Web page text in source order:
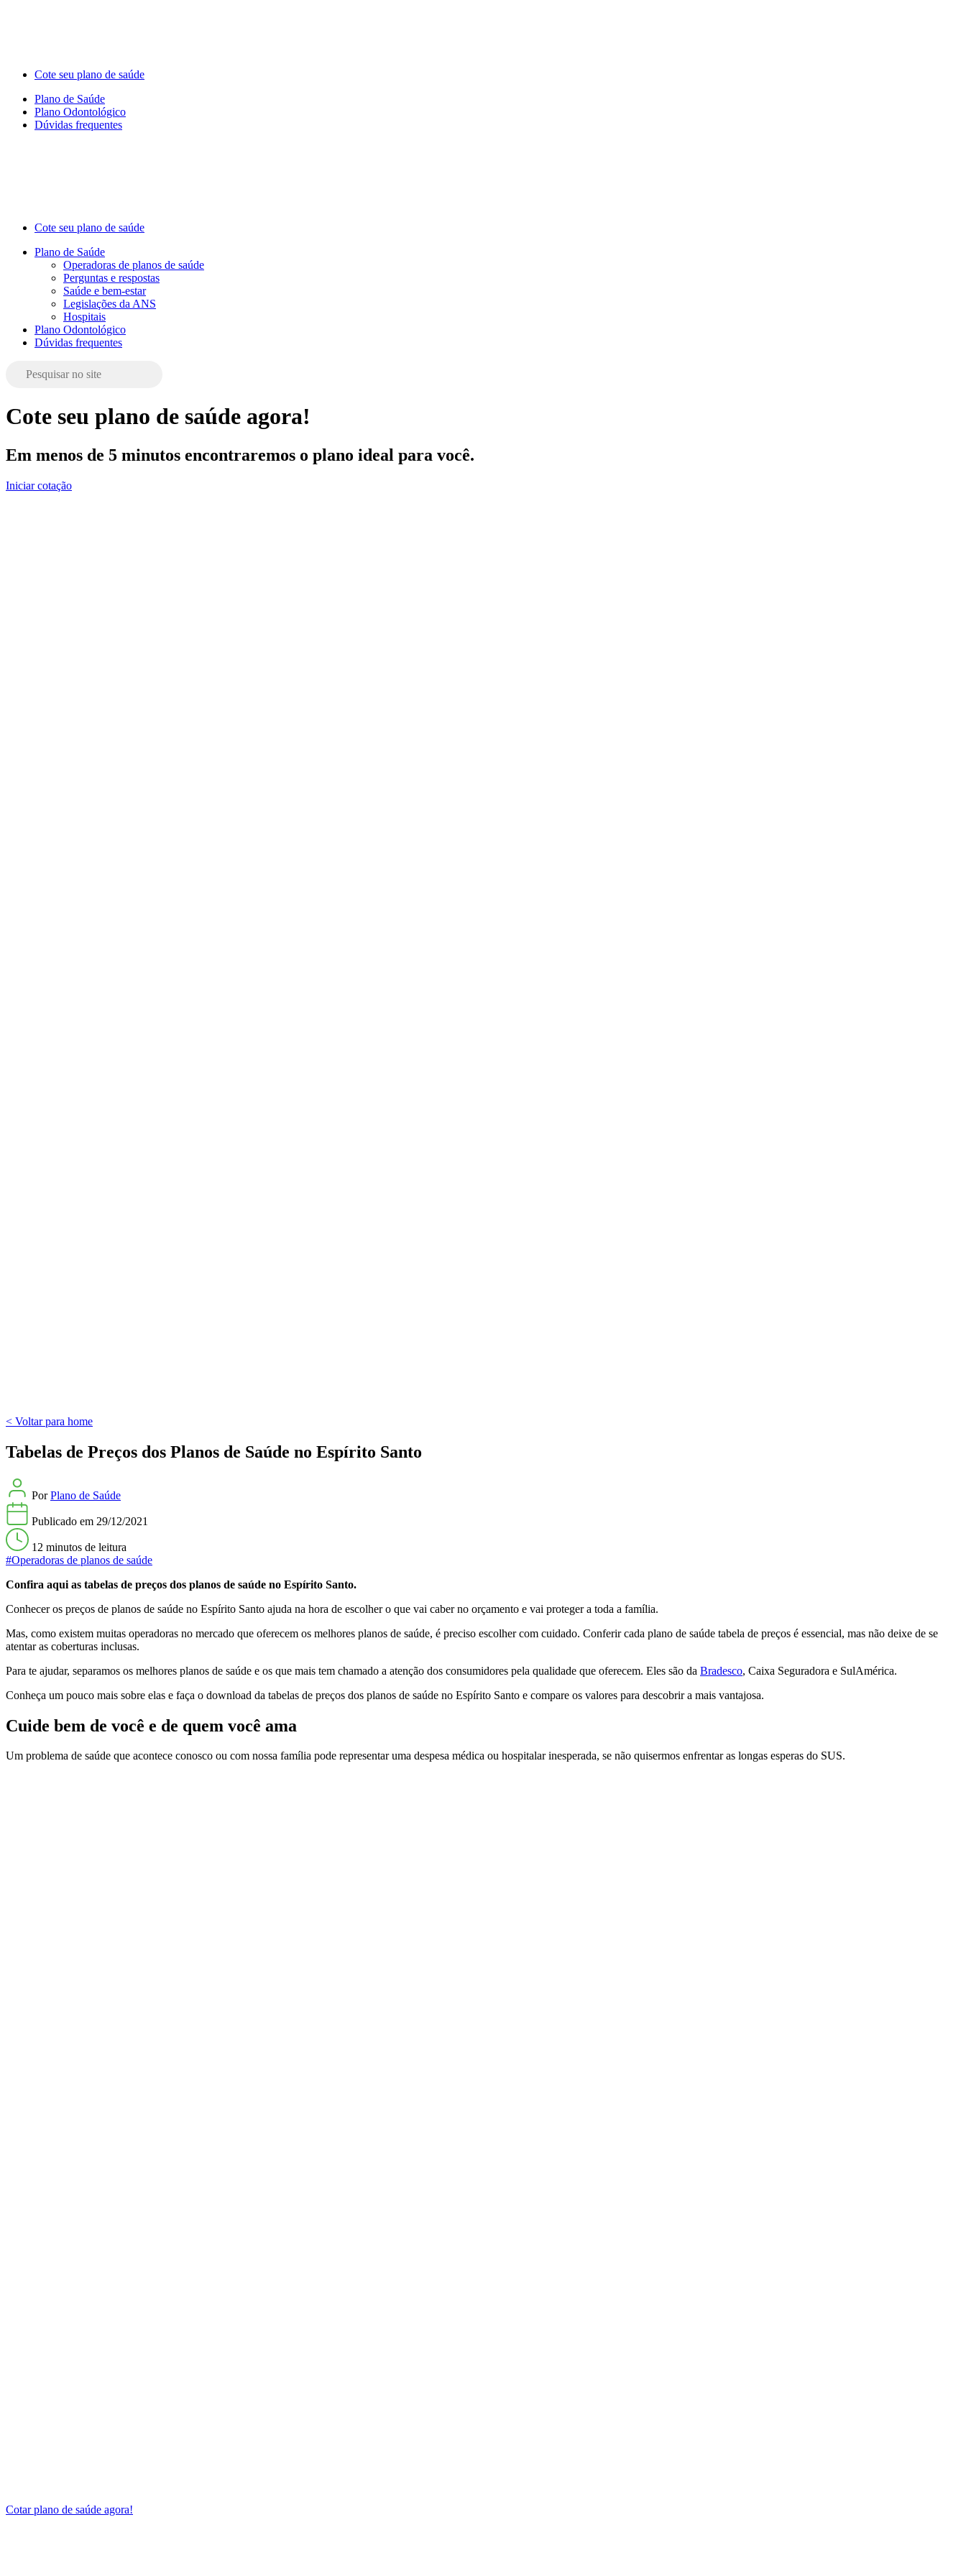
Cote seu plano de saúde
Plano de Saúde
Plano Odontológico
Dúvidas frequentes
Cote seu plano de saúde
Plano de Saúde
Operadoras de planos de saúde
Perguntas e respostas
Saúde e bem-estar
Legislações da ANS
Hospitais
Plano Odontológico
Dúvidas frequentes
Cote seu plano de saúde agora!
Em menos de 5 minutos encontraremos o plano ideal para você.
Iniciar cotação
< Voltar para home
Tabelas de Preços dos Planos de Saúde no Espírito Santo
PorPlano de Saúde
Publicado em 29/12/2021
12 minutos de leitura
#Operadoras de planos de saúde
Confira aqui as tabelas de preços dos planos de saúde no Espírito Santo.
Conhecer os preços de planos de saúde no Espírito Santo ajuda na hora de escolher o que vai caber no orçamento e vai proteger a toda a família.
Mas, como existem muitas operadoras no mercado que oferecem os melhores planos de saúde, é preciso escolher com cuidado. Conferir cada plano de saúde tabela de preços é essencial, mas não deixe de se
atentar as coberturas inclusas.
Para te ajudar, separamos os melhores planos de saúde e os que mais tem chamado a atenção dos consumidores pela qualidade que oferecem. Eles são da Bradesco, Caixa Seguradora e SulAmérica.
Conheça um pouco mais sobre elas e faça o download da tabelas de preços dos planos de saúde no Espírito Santo e compare os valores para descobrir a mais vantajosa.
Cuide bem de você e de quem você ama
Um problema de saúde que acontece conosco ou com nossa família pode representar uma despesa médica ou hospitalar inesperada, se não quisermos enfrentar as longas esperas do SUS.
Cotar plano de saúde agora!